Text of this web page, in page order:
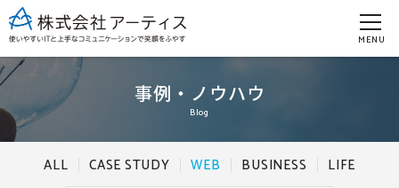
MENU
事例・ノウハウ
Blog
ALL CASE STUDY WEB BUSINESS LIFE